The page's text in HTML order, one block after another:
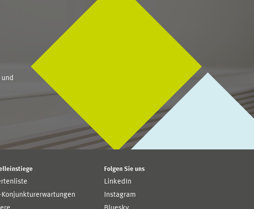
und
Konjunkturerwartungen
Folgen Sie uns
LinkedIn
Instagram